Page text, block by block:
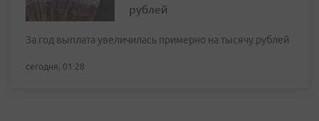
рублей
За год выплата увеличилась примерно на тысячу рублей
сегодня, 01:28